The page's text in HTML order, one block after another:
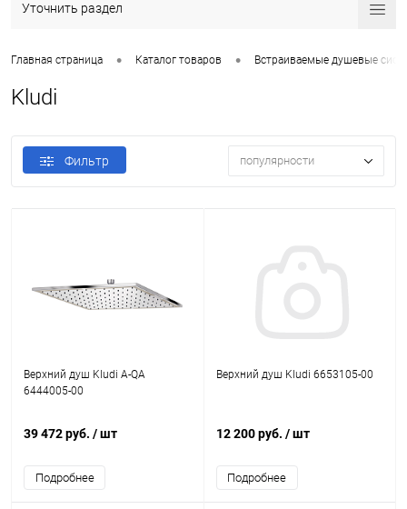
Уточнить раздел
Главная страница • Каталог товаров • Встраиваемые душевые
Kludi
Фильтр популярности
Верхний душ Kludi A-QA
6444005-00
39 472 руб. / шт
Подробнее
Верхний душ Kludi 6653105-00
12 200 руб. / шт
Подробнее